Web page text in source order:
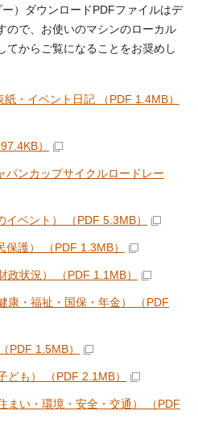
）ダウンロードPDFファイルはデ
ので、お使いのマシンのローカル
てからご覧になることをお奨めし
・イベント日記 （PDF 1.4MB）
）
パンカップサイクルロードレー
ベント） （PDF 5.3MB）
護） （PDF 1.3MB）
政状況） （PDF 1.1MB）
康・福祉・国保・年金） （PDF
PDF 1.5MB）
ども） （PDF 2.1MB）
まい・環境・安全・交通） （PDF